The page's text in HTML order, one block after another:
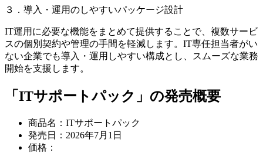
３．導入・運用のしやすいパッケージ設計
IT運用に必要な機能をまとめて提供することで、複数サービ
スの個別契約や管理の手間を軽減します。 IT専任担当者がい
ない企業でも導入・運用しやすい構成とし、スムーズな業務
開始を支援します。
「ITサポートパック」の発売概要
商品名： ITサポートパック
発売日：2026年7月1日
価格：